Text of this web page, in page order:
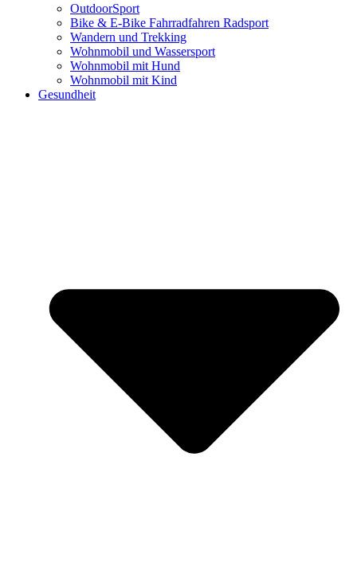
OutdoorSport
Bike & E-Bike Fahrradfahren Radsport
Wandern und Trekking
Wohnmobil und Wassersport
Wohnmobil mit Hund
Wohnmobil mit Kind
Gesundheit